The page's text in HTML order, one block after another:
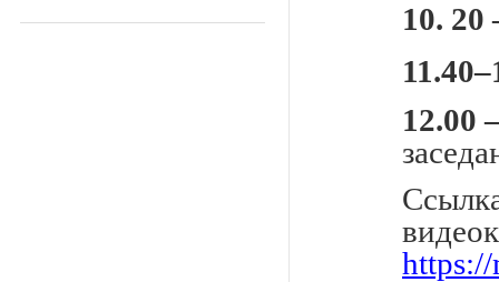
10. 20
11.40–
12.00